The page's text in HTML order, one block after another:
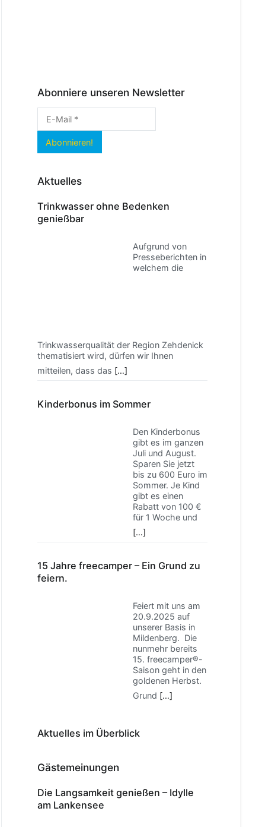
Abonniere unseren Newsletter
Aktuelles
Trinkwasser ohne Bedenken
genießbar
Aufgrund von
Presseberichten in
welchem die
Trinkwasserqualität der Region Zehdenick
thematisiert wird, dürfen wir Ihnen
mitteilen, dass das […]
Kinderbonus im Sommer
Den Kinderbonus
gibt es im ganzen
Juli und August.
Sparen Sie jetzt
bis zu 600 Euro im
Sommer. Je Kind
gibt es einen
Rabatt von 100 €
für 1 Woche und
[…]
15 Jahre freecamper – Ein Grund zu
feiern.
Feiert mit uns am
20.9.2025 auf
unserer Basis in
Mildenberg. Die
nunmehr bereits
15. freecamper®-
Saison geht in den
goldenen Herbst.
Grund […]
Aktuelles im Überblick
Gästemeinungen
Die Langsamkeit genießen – Idylle
am Lankensee